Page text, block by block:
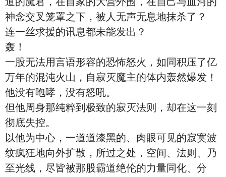
神念交叉笼罩之下，被人无声无息地抹杀了？
连一丝求援的讯息都未能发出？
轰！
一股无法用言语形容的恐怖怒火，如同积压了亿
万年的混沌火山，自寂灭魔主的体内轰然爆发！
他没有咆哮，没有怒吼。
但他周身那纯粹到极致的寂灭法则，却在这一刻
彻底失控。
以他为中心，一道道漆黑的、肉眼可见的寂寞波
纹疯狂地向外扩散，所过之处，空间、法则、乃
至光线，尽皆被那股霸道绝伦的力量同化、分